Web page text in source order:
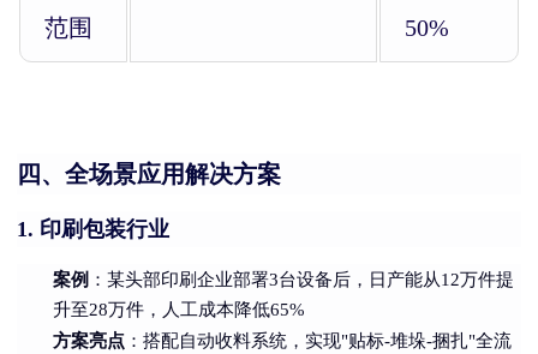
范围
50%
四、全场景应用解决方案
1. 印刷包装行业
案例 ：某头部印刷企业部署3台设备后，日产能从12万件提
升至28万件，人工成本降低65%
方案亮点 ：搭配自动收料系统，实现"贴标-堆垛-捆扎"全流